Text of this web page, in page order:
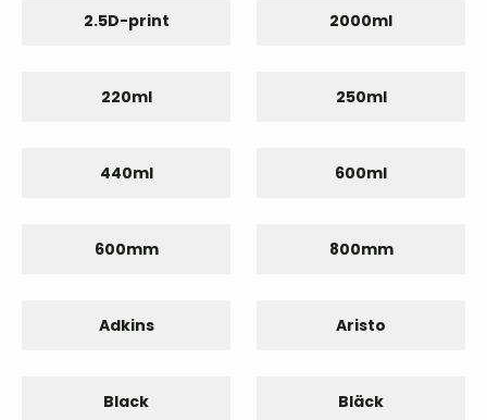
2.5D-print 2000ml
220ml 250ml
440ml 600ml
600mm 800mm
Adkins Aristo
Black Bläck